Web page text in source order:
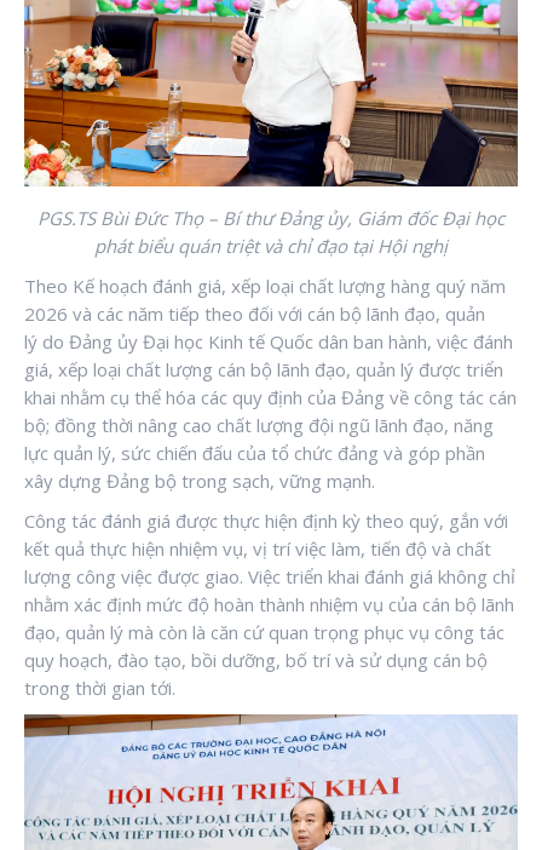
PGS.TS Bùi Đức Thọ – Bí thư Đảng ủy, Giám đốc Đại học
phát biểu quán triệt và chỉ đạo tại Hội nghị
Theo Kế hoạch đánh giá, xếp loại chất lượng hàng quý năm
2026 và các năm tiếp theo đối với cán bộ lãnh đạo, quản
lý do Đảng ủy Đại học Kinh tế Quốc dân ban hành, việc đánh
giá, xếp loại chất lượng cán bộ lãnh đạo, quản lý được triển
khai nhằm cụ thể hóa các quy định của Đảng về công tác cán
bộ; đồng thời nâng cao chất lượng đội ngũ lãnh đạo, năng
lực quản lý, sức chiến đấu của tổ chức đảng và góp phần
xây dựng Đảng bộ trong sạch, vững mạnh.
Công tác đánh giá được thực hiện định kỳ theo quý, gắn với
kết quả thực hiện nhiệm vụ, vị trí việc làm, tiến độ và chất
lượng công việc được giao. Việc triển khai đánh giá không chỉ
nhằm xác định mức độ hoàn thành nhiệm vụ của cán bộ lãnh
đạo, quản lý mà còn là căn cứ quan trọng phục vụ công tác
quy hoạch, đào tạo, bồi dưỡng, bố trí và sử dụng cán bộ
trong thời gian tới.